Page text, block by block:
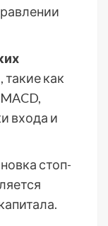
как
входа и
стоп-